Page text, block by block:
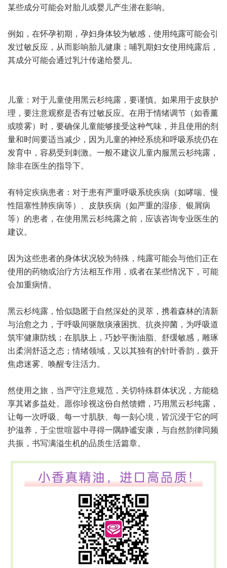
某些成分可能会对胎儿或婴儿产生潜在影响。
例如，在怀孕初期，孕妇身体较为敏感，使用纯露可能会引
发过敏反应，从而影响胎儿健康；哺乳期妇女使用纯露后，
其成分可能会通过乳汁传递给婴儿。
儿童：对于儿童使用黑云杉纯露，要谨慎。如果用于皮肤护
理，要注意观察是否有过敏反应。在用于情绪调节（如香薰
或喷雾）时，要确保儿童能够接受这种气味，并且使用的剂
量和时间要适当减少，因为儿童的神经系统和呼吸系统仍在
发育中，容易受到刺激。一般不建议儿童内服黑云杉纯露，
除非在医生的指导下。
有特定疾病患者：对于患有严重呼吸系统疾病（如哮喘、慢
性阻塞性肺疾病等）、皮肤疾病（如严重的湿疹、银屑病
等）的患者，在使用黑云杉纯露之前，应该咨询专业医生的
建议。
因为这些患者的身体状况较为特殊，纯露可能会与他们正在
使用的药物或治疗方法相互作用，或者在某些情况下，可能
会加重病情。
黑云杉纯露，恰似隐匿于自然深处的灵萃，携着森林的清新
与治愈之力，于呼吸间驱散痰液困扰、抗炎抑菌，为呼吸道
筑牢健康防线；在肌肤上，巧妙平衡油脂、舒缓敏感，雕琢
出柔润舒适之态；情绪领域，又以其独有的针叶香韵，拨开
焦虑迷雾、唤醒专注活力。
然使用之旅，当严守注意规范，关切特殊群体状况，方能稳
享其诸多益处。愿你珍视这份自然馈赠，巧用黑云杉纯露，
让每一次呼吸、每一寸肌肤、每一刻心境，皆沉浸于它的呵
护滋养，于尘世喧嚣中寻得一隅静谧安康，与自然韵律同频
共振，书写满溢生机的品质生活篇章。